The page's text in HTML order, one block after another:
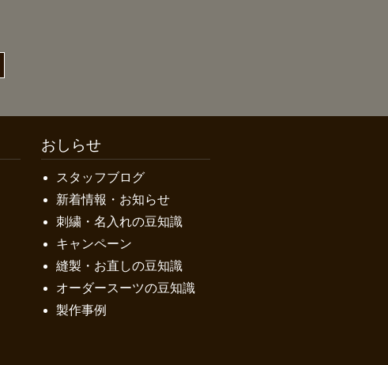
おしらせ
スタッフブログ
新着情報・お知らせ
刺繍・名入れの豆知識
キャンペーン
縫製・お直しの豆知識
オーダースーツの豆知識
製作事例